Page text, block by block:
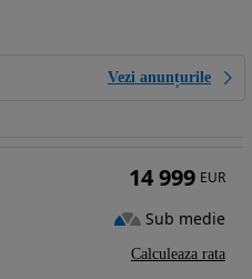
Vezi anunțurile
14 999 EUR
Sub medie
Calculeaza rata